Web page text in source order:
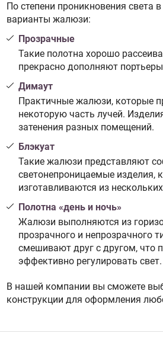
По степени проникновения света
варианты жалюзи:
Прозрачные
Такие полотна хорошо
прекрасно дополняют
Димаут
Практичные жалюзи, которые
некоторую часть лучей.
затенения разных помещений.
Блэкуат
Такие жалюзи представляют
светонепроницаемые изделия,
изготавливаются из
Полотна «день и ночь»
Жалюзи выполняются из
прозрачного и непрозрачного
смешивают друг с другом, что
эффективно регулировать свет.
В нашей компании вы сможете
конструкции для оформления